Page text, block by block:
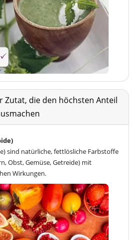
Zutat, die den höchsten Anteil
sind natürliche, fettlösliche Farbstoffe
Obst, Gemüse, Getreide) mit
Wirkungen.